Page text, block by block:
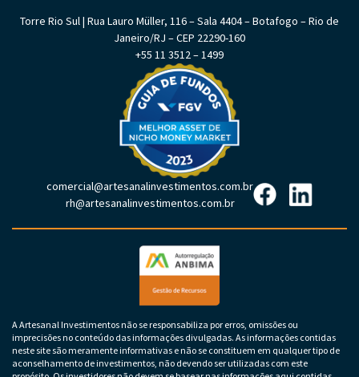
Torre Rio Sul | Rua Lauro Müller, 116 – Sala 4404 – Botafogo – Rio de
Janeiro/RJ – CEP 22290-160
+55 11 3512 – 1499
comercial@artesanalinvestimentos.com.br
rh@artesanalinvestimentos.com.br
A Artesanal Investimentos não se responsabiliza por erros, omissões ou
imprecisões no conteúdo das informações divulgadas. As informações contidas
neste site são meramente informativas e não se constituem em qualquer tipo de
aconselhamento de investimentos, não devendo ser utilizadas com este